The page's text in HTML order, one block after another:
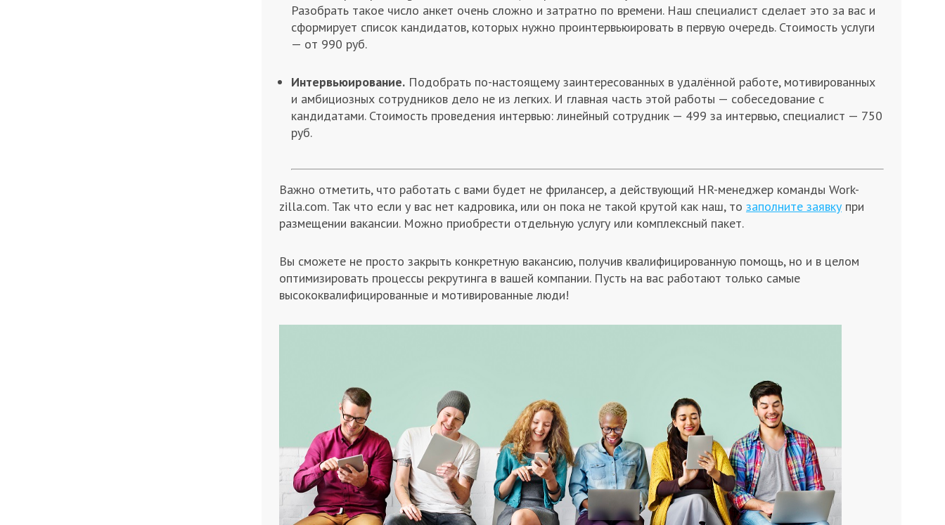
Разобрать такое число анкет очень сложно и затратно по времени. Наш специалист сделает это за вас и
сформирует список кандидатов, которых нужно проинтервьюировать в первую очередь. Стоимость услуги
— от 990 руб.
Интервьюирование. Подобрать по-настоящему заинтересованных в удалённой работе, мотивированных
и амбициозных сотрудников дело не из легких. И главная часть этой работы — собеседование с
кандидатами. Стоимость проведения интервью: линейный сотрудник — 499 за интервью, специалист — 750
руб.
Важно отметить, что работать с вами будет не фрилансер, а действующий HR-менеджер команды Work-
zilla.com. Так что если у вас нет кадровика, или он пока не такой крутой как наш, то заполните заявку при
размещении вакансии. Можно приобрести отдельную услугу или комплексный пакет.
Вы сможете не просто закрыть конкретную вакансию, получив квалифицированную помощь, но и в целом
оптимизировать процессы рекрутинга в вашей компании. Пусть на вас работают только самые
высококвалифицированные и мотивированные люди!